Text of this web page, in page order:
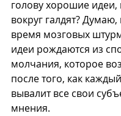
голову хорошие идеи,
вокруг галдят? Думаю,
время мозговых
идеи рождаются из
молчания, которое
после того, как
вывалит все свои
мнения.